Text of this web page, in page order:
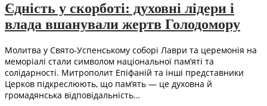
Єдність у скорботі: духовні лідери і
влада вшанували жертв Голодомору
Молитва у Свято-Успенському соборі Лаври та церемонія на
меморіалі стали символом національної пам’яті та
солідарності. Митрополит Епіфаній та інші представники
Церков підкреслюють, що пам’ять — це духовна й
громадянська відповідальність…